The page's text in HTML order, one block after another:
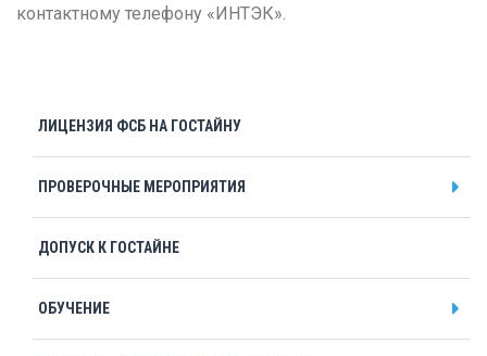
контактному телефону «ИНТЭК».
ЛИЦЕНЗИЯ ФСБ НА ГОСТАЙНУ
ПРОВЕРОЧНЫЕ МЕРОПРИЯТИЯ
ДОПУСК К ГОСТАЙНЕ
ОБУЧЕНИЕ
Т
Тольятти
Томск
Тула
У
Улан-Удэ
Ульяновск